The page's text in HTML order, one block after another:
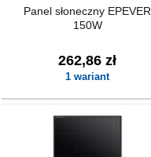
Panel słoneczny EPEVER
150W
262,86 zł
1 wariant